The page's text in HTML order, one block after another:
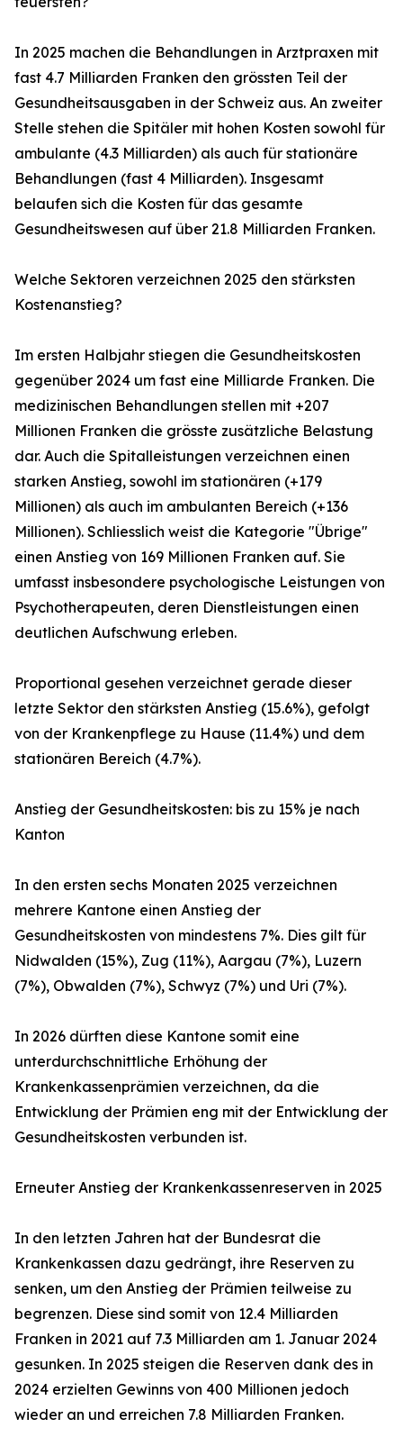
In 2025 machen die Behandlungen in Arztpraxen mit
fast 4.7 Milliarden Franken den grössten Teil der
Gesundheitsausgaben in der Schweiz aus. An zweiter
Stelle stehen die Spitäler mit hohen Kosten sowohl für
ambulante (4.3 Milliarden) als auch für stationäre
Behandlungen (fast 4 Milliarden). Insgesamt
belaufen sich die Kosten für das gesamte
Gesundheitswesen auf über 21.8 Milliarden Franken.
Welche Sektoren verzeichnen 2025 den stärksten
Kostenanstieg?
Im ersten Halbjahr stiegen die Gesundheitskosten
gegenüber 2024 um fast eine Milliarde Franken. Die
medizinischen Behandlungen stellen mit +207
Millionen Franken die grösste zusätzliche Belastung
dar. Auch die Spitalleistungen verzeichnen einen
starken Anstieg, sowohl im stationären (+179
Millionen) als auch im ambulanten Bereich (+136
Millionen). Schliesslich weist die Kategorie "Übrige"
einen Anstieg von 169 Millionen Franken auf. Sie
umfasst insbesondere psychologische Leistungen von
Psychotherapeuten, deren Dienstleistungen einen
deutlichen Aufschwung erleben.
Proportional gesehen verzeichnet gerade dieser
letzte Sektor den stärksten Anstieg (15.6%), gefolgt
von der Krankenpflege zu Hause (11.4%) und dem
stationären Bereich (4.7%).
Anstieg der Gesundheitskosten: bis zu 15% je nach
Kanton
In den ersten sechs Monaten 2025 verzeichnen
mehrere Kantone einen Anstieg der
Gesundheitskosten von mindestens 7%. Dies gilt für
Nidwalden (15%), Zug (11%), Aargau (7%), Luzern
(7%), Obwalden (7%), Schwyz (7%) und Uri (7%).
In 2026 dürften diese Kantone somit eine
unterdurchschnittliche Erhöhung der
Krankenkassenprämien verzeichnen, da die
Entwicklung der Prämien eng mit der Entwicklung der
Gesundheitskosten verbunden ist.
Erneuter Anstieg der Krankenkassenreserven in 2025
In den letzten Jahren hat der Bundesrat die
Krankenkassen dazu gedrängt, ihre Reserven zu
senken, um den Anstieg der Prämien teilweise zu
begrenzen. Diese sind somit von 12.4 Milliarden
Franken in 2021 auf 7.3 Milliarden am 1. Januar 2024
gesunken. In 2025 steigen die Reserven dank des in
2024 erzielten Gewinns von 400 Millionen jedoch
wieder an und erreichen 7.8 Milliarden Franken.